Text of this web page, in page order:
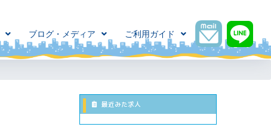
ブログ・メディア ご利用ガイド
最近みた求人